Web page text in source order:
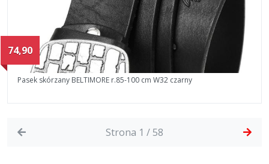
74,90
Pasek skórzany BELTIMORE r.85-100 cm W32 czarny
Strona 1 / 58